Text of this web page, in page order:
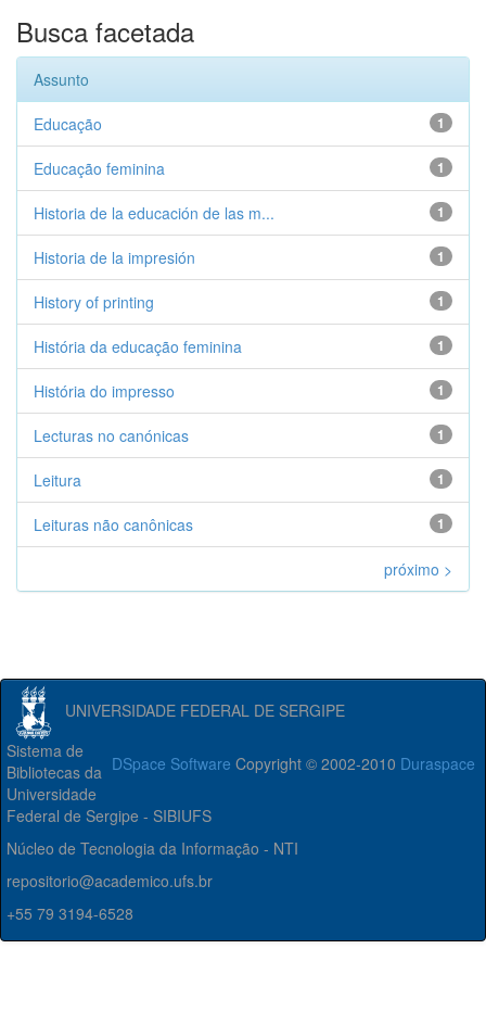
Busca facetada
Assunto
1
Educação
1
Educação feminina
1
Historia de la educación de las m...
1
Historia de la impresión
1
History of printing
1
História da educação feminina
1
História do impresso
1
Lecturas no canónicas
1
Leitura
1
Leituras não canônicas
próximo >
UNIVERSIDADE FEDERAL DE SERGIPE
DSpace Software Copyright © 2002-2010 Duraspace
Sistema de
Bibliotecas da
Universidade
Federal de Sergipe - SIBIUFS
Núcleo de Tecnologia da Informação - NTI
repositorio@academico.ufs.br
+55 79 3194-6528